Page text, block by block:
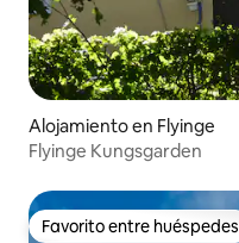
Alojamiento en Flyinge
Flyinge Kungsgarden
Favorito entre huéspedes
Favorito entre huéspedes